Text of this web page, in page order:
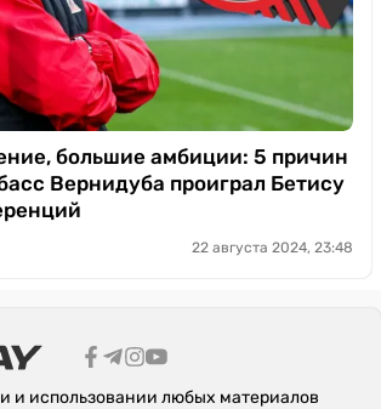
большие амбиции: 5 причин
Вернидуба проиграл Бетису
22 августа 2024, 23:48
и использовании любых материалов